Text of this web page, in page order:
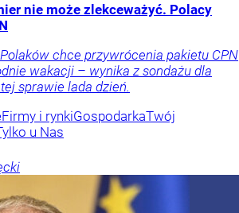
nie może zlekceważyć. Polacy
chce przywrócenia pakietu CPN
wakacji – wynika z sondażu dla
sprawie lada dzień.
Firmy i rynkiGospodarkaTwój
u Nas